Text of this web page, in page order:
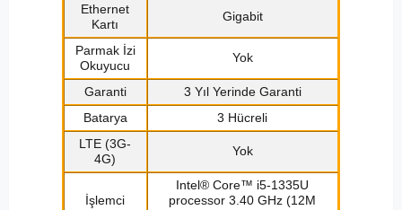
Ethernet
Kartı
Gigabit
Parmak İzi
Okuyucu
Yok
Garanti
3 Yıl Yerinde Garanti
Batarya
3 Hücreli
LTE (3G-
4G)
Yok
İşlemci
Intel® Core™ i5-1335U
processor 3.40 GHz (12M